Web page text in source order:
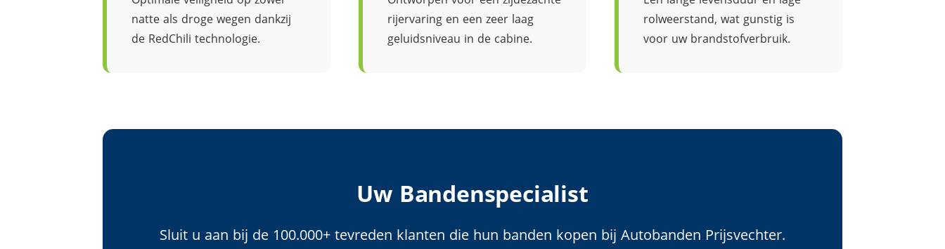
natte als droge wegen dankzij
de RedChili technologie.
rijervaring en een zeer laag
geluidsniveau in de cabine.
rolweerstand, wat gunstig is
voor uw brandstofverbruik.
Uw Bandenspecialist
Sluit u aan bij de 100.000+ tevreden klanten die hun banden kopen bij Autobanden Prijsvechter.